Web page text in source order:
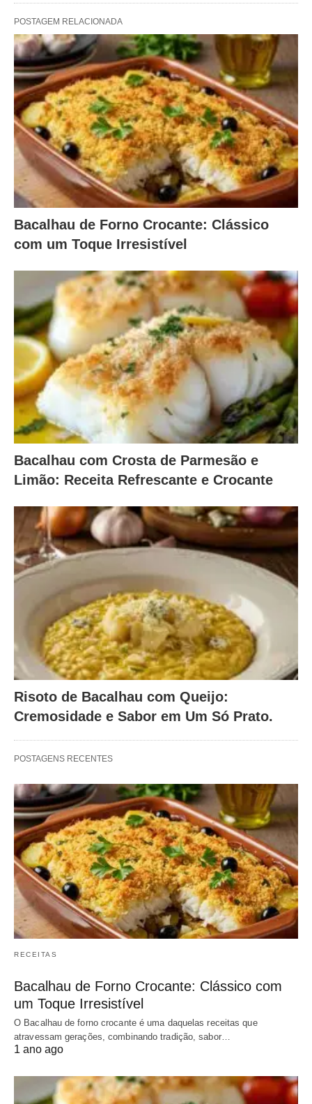
POSTAGEM RELACIONADA
Bacalhau de Forno Crocante: Clássico
com um Toque Irresistível
Bacalhau com Crosta de Parmesão e
Limão: Receita Refrescante e Crocante
Risoto de Bacalhau com Queijo:
Cremosidade e Sabor em Um Só Prato.
POSTAGENS RECENTES
RECEITAS
Bacalhau de Forno Crocante: Clássico com
um Toque Irresistível
O Bacalhau de forno crocante é uma daquelas receitas que
atravessam gerações, combinando tradição, sabor…
1 ano ago